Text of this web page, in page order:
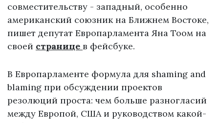
совместительству - западный, особенно
американский союзник на Ближнем Востоке,
пишет депутат Европарламента Яна Тоом на
своей странице в фейсбуке.
В Европарламенте формула для shaming and
blaming при обсуждении проектов
резолюций проста: чем больше разногласий
между Европой, США и руководством какой-